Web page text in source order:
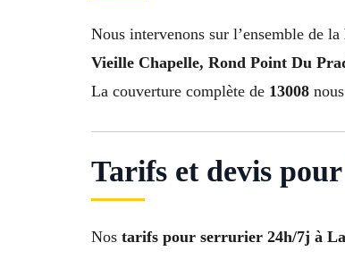
Nous intervenons sur l’ensemble de la
Vieille Chapelle, Rond Point Du
La couverture complète de 13008
Tarifs et devis
Nos tarifs pour serrurier 24h/7j à